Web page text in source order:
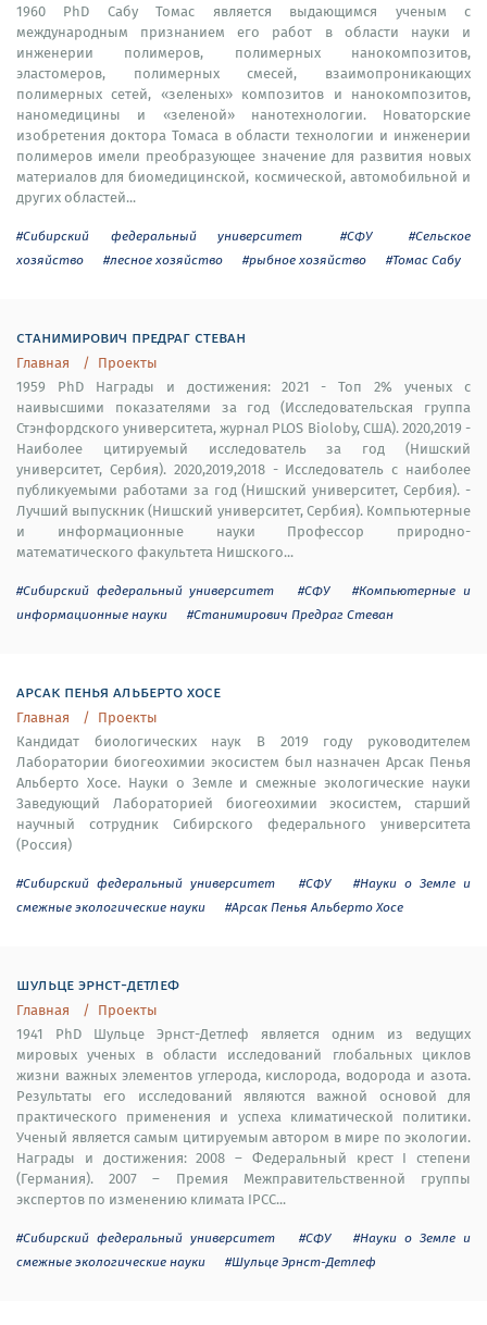
1960 PhD Сабу Томас является выдающимся ученым с
международным признанием его работ в области науки и
инженерии полимеров, полимерных нанокомпозитов,
эластомеров, полимерных смесей, взаимопроникающих
полимерных сетей, «зеленых» композитов и нанокомпозитов,
наномедицины и «зеленой» нанотехнологии. Новаторские
изобретения доктора Томаса в области технологии и инженерии
полимеров имели преобразующее значение для развития новых
материалов для биомедицинской, космической, автомобильной и
других областей...
#Сибирский федеральный университет #СФУ
#Сельское
хозяйство
#лесное хозяйство #рыбное хозяйство #Томас Сабу
станимирович предраг стеван
Главная
Проекты
1959 PhD Награды и достижения: 2021 - Топ 2% ученых с
наивысшими показателями за год (Исследовательская группа
Стэнфордского университета, журнал PLOS Bioloby, США). 2020,2019 -
Наиболее цитируемый исследователь за год (Нишский
университет, Сербия). 2020,2019,2018 - Исследователь с наиболее
публикуемыми работами за год (Нишский университет, Сербия). -
Лучший выпускник (Нишский университет, Сербия). Компьютерные
и информационные науки Профессор природно-
математического факультета Нишского...
#Сибирский федеральный университет #СФУ
#Компьютерные и
информационные науки
#Станимирович Предраг Стеван
арсак пенья альберто хосе
Главная
Проекты
Кандидат биологических наук В 2019 году руководителем
Лаборатории биогеохимии экосистем был назначен Арсак Пенья
Альберто Хосе. Науки о Земле и смежные экологические науки
Заведующий Лабораторией биогеохимии экосистем, старший
научный сотрудник Сибирского федерального университета
(Россия)
#Сибирский федеральный университет #СФУ
#Науки о Земле и
смежные экологические науки
#Арсак Пенья Альберто Хосе
шульце эрнст-детлеф
Главная
Проекты
1941 PhD Шульце Эрнст-Детлеф является одним из ведущих
мировых ученых в области исследований глобальных циклов
жизни важных элементов углерода, кислорода, водорода и азота.
Результаты его исследований являются важной основой для
практического применения и успеха климатической политики.
Ученый является самым цитируемым автором в мире по экологии.
Награды и достижения: 2008 – Федеральный крест I степени
(Германия). 2007 – Премия Межправительственной группы
экспертов по изменению климата IPCC...
#Сибирский федеральный университет #СФУ
#Науки о Земле и
смежные экологические науки
#Шульце Эрнст-Детлеф